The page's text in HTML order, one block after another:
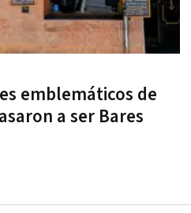
emblemáticos de
a ser Bares